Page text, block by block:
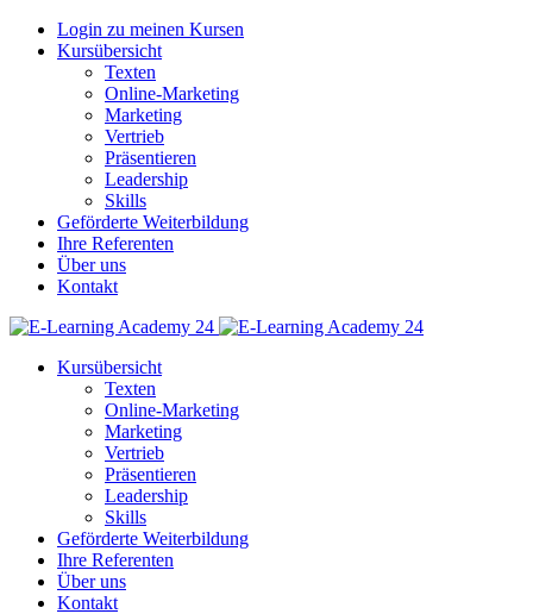
Login zu meinen Kursen
Kursübersicht
Texten
Online-Marketing
Marketing
Vertrieb
Präsentieren
Leadership
Skills
Geförderte Weiterbildung
Ihre Referenten
Über uns
Kontakt
Kursübersicht
Texten
Online-Marketing
Marketing
Vertrieb
Präsentieren
Leadership
Skills
Geförderte Weiterbildung
Ihre Referenten
Über uns
Kontakt